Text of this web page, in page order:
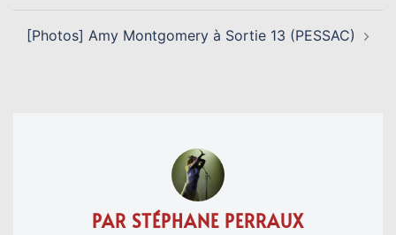
[Photos] Amy Montgomery à Sortie 13 (PESSAC)
PAR STÉPHANE PERRAUX